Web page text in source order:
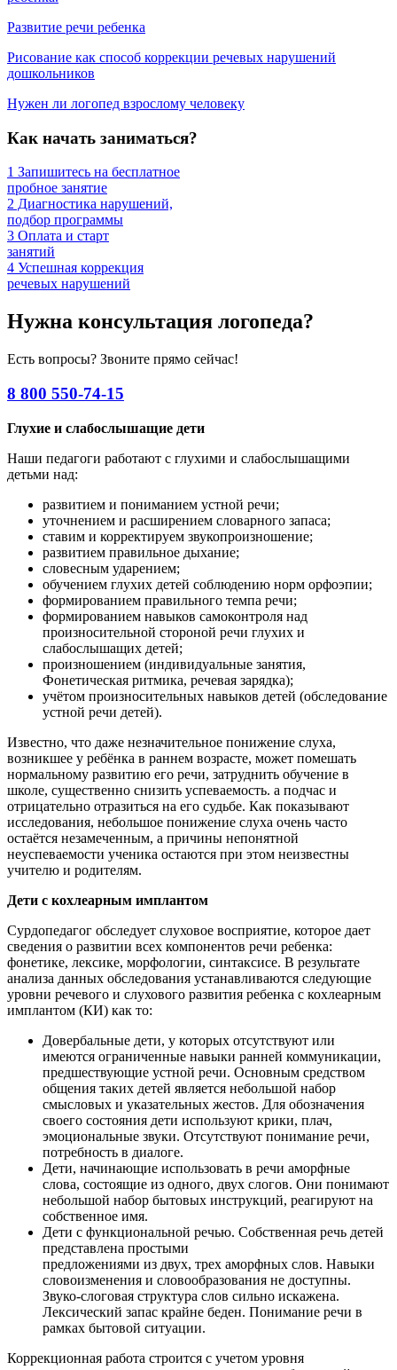
Развитие речи ребенка
Рисование как способ коррекции речевых нарушений
дошкольников
Нужен ли логопед взрослому человеку
Как начать заниматься?
1 Запишитесь на бесплатное
пробное занятие
2 Диагностика нарушений,
подбор программы
3 Оплата и старт
занятий
4 Успешная коррекция
речевых нарушений
Нужна консультация логопеда?
Есть вопросы? Звоните прямо сейчас!
8 800 550-74-15
Глухие и слабослышащие дети
Наши педагоги работают с глухими и слабослышащими
детьми над:
развитием и пониманием устной речи;
уточнением и расширением словарного запаса;
ставим и корректируем звукопроизношение;
развитием правильное дыхание;
словесным ударением;
обучением глухих детей соблюдению норм орфоэпии;
формированием правильного темпа речи;
формированием навыков самоконтроля над
произносительной стороной речи глухих и
слабослышащих детей;
произношением (индивидуальные занятия,
Фонетическая ритмика, речевая зарядка);
учётом произносительных навыков детей (обследование
устной речи детей).
Известно, что даже незначительное понижение слуха,
возникшее у ребёнка в раннем возрасте, может помешать
нормальному развитию его речи, затруднить обучение в
школе, существенно снизить успеваемость. а подчас и
отрицательно отразиться на его судьбе. Как показывают
исследования, небольшое понижение слуха очень часто
остаётся незамеченным, а причины непонятной
неуспеваемости ученика остаются при этом неизвестны
учителю и родителям.
Дети с кохлеарным имплантом
Сурдопедагог обследует слуховое восприятие, которое дает
сведения о развитии всех компонентов речи ребенка:
фонетике, лексике, морфологии, синтаксисе. В результате
анализа данных обследования устанавливаются следующие
уровни речевого и слухового развития ребенка с кохлеарным
имплантом (КИ) как то:
Довербальные дети, у которых отсутствуют или
имеются ограниченные навыки ранней коммуникации,
предшествующие устной речи. Основным средством
общения таких детей является небольшой набор
смысловых и указательных жестов. Для обозначения
своего состояния дети используют крики, плач,
эмоциональные звуки. Отсутствуют понимание речи,
потребность в диалоге.
Дети, начинающие использовать в речи аморфные
слова, состоящие из одного, двух слогов. Они понимают
небольшой набор бытовых инструкций, реагируют на
собственное имя.
Дети с функциональной речью. Собственная речь детей
представлена простыми
предложениями из двух, трех аморфных слов. Навыки
словоизменения и словообразования не доступны.
Звуко-слоговая структура слов сильно искажена.
Лексический запас крайне беден. Понимание речи в
рамках бытовой ситуации.
Коррекционная работа строится с учетом уровня